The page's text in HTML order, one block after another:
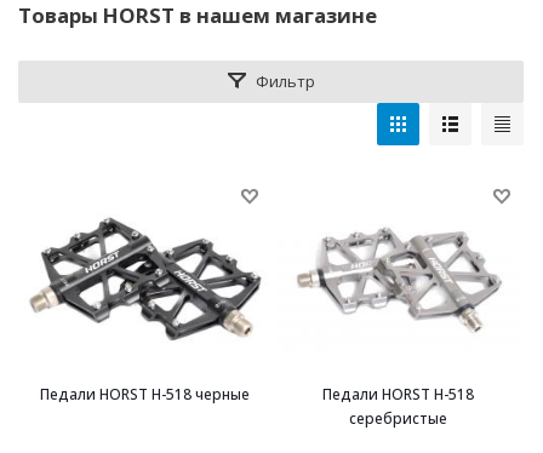
Товары HORST в нашем магазине
Фильтр
Педали HORST H-518 черные
Педали HORST H-518
серебристые